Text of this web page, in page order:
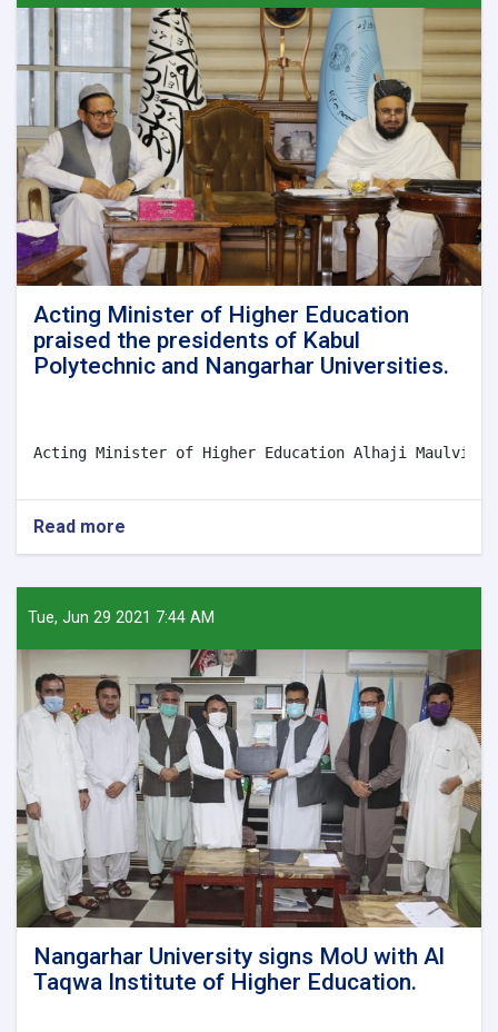
Acting Minister of Higher Education
praised the presidents of Kabul
Polytechnic and Nangarhar Universities.
Acting Minister of Higher Education Alhaji Maulvi
Read more
of
Higher
praised
the
presidents
of
Kabul
Polytechnic
and
Nangarhar
Universities.
Tue, Jun 29 2021 7:44 AM
Nangarhar University signs MoU with Al
Taqwa Institute of Higher Education.